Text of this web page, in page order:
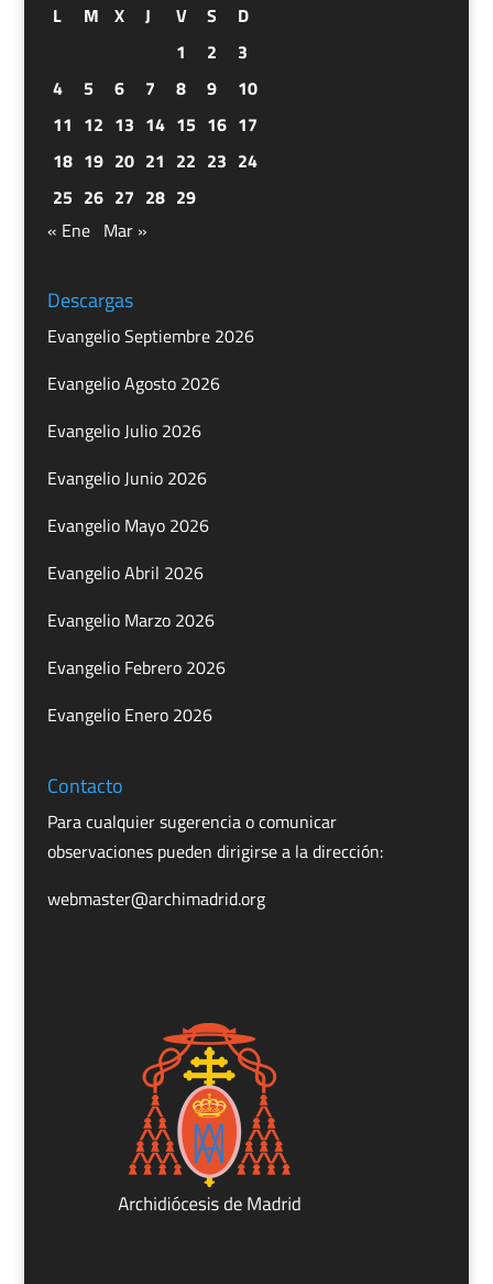
L M X J V S
D
1
2
3
4
5 6 7 8 9
10
11 12 13 14 15 16 17
18 19 20 21 22 23 24
25 26 27 28 29
« Ene Mar »
Descargas
Evangelio Septiembre 2026
Evangelio Agosto 2026
Evangelio Julio 2026
Evangelio Junio 2026
Evangelio Mayo 2026
Evangelio Abril 2026
Evangelio Marzo 2026
Evangelio Febrero 2026
Evangelio Enero 2026
Contacto
Para cualquier sugerencia o comunicar
observaciones pueden dirigirse a la dirección:
webmaster@archimadrid.org